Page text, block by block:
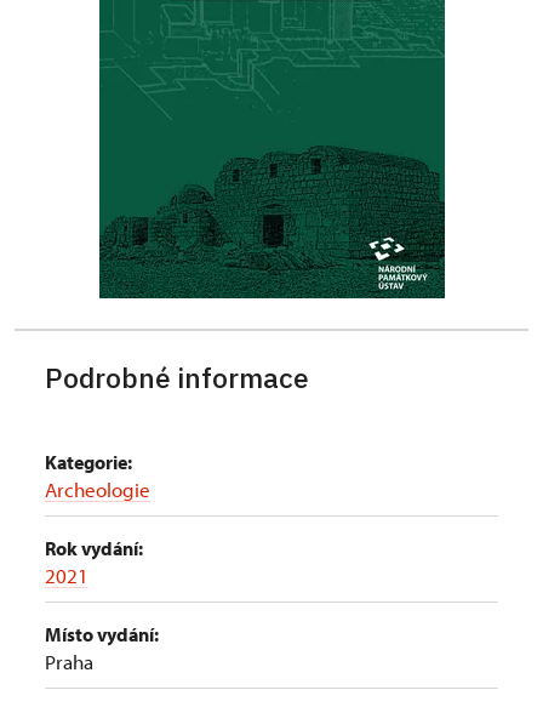
Podrobné informace
Kategorie:
Archeologie
Rok vydání:
2021
Místo vydání:
Praha